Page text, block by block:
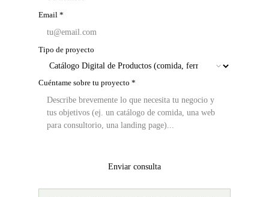
Email *
Tipo de proyecto
Cuéntame sobre tu proyecto *
Enviar consulta